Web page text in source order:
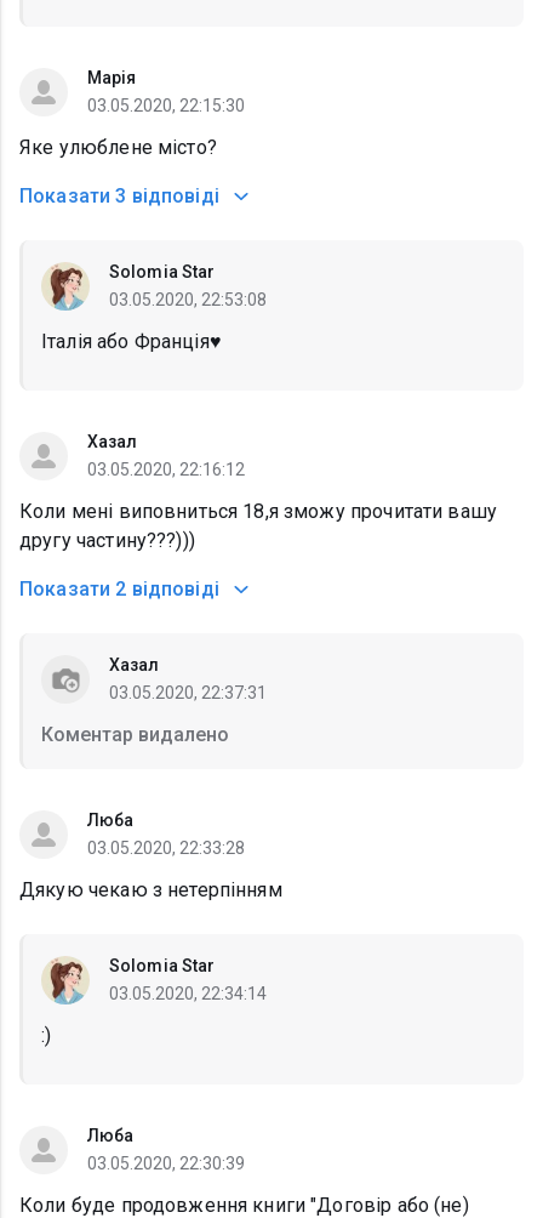
Марія
03.05.2020, 22:15:30
Яке улюблене місто?
Показати 3 відповіді
Solomia Star
03.05.2020, 22:53:08
Італія або Франція♥
Хазал
03.05.2020, 22:16:12
Коли мені виповниться 18,я зможу прочитати вашу
другу частину???)))
Показати 2 відповіді
Хазал
03.05.2020, 22:37:31
Коментар видалено
Люба
03.05.2020, 22:33:28
Дякую чекаю з нетерпінням
Solomia Star
03.05.2020, 22:34:14
:)
Люба
03.05.2020, 22:30:39
Коли буде продовження книги "Договір або (не)